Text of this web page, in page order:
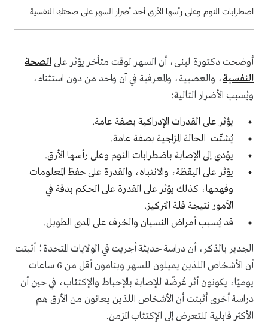
اضطرابات النوم وعلى رأسها الأرق أحد أضرار السهر على صحتكِ النفسية
أوضحت دكتورة لبنى، أن السهر لوقت متأخر يؤثر على الصحة
النفسية، والعصبية، والمعرفية في آن واحد من دون استثناء،
ويُسبب الأضرار التالية:
يؤثر على القدرات الإدراكية بصفة عامة.
يُشتّت الحالة المزاجية بصفة عامة.
يؤدي إلى الإصابة باضطرابات النوم وعلى رأسها الأرق.
يؤثر على اليقظة، والانتباه، والقدرة على حفظ المعلومات
وفهمها، كذلك يؤثر على القدرة على الحكم بدقة في
الأمور نتيجة قلة التركيز.
قد يُسبب أمراض النسيان والخرف على المدى الطويل.
الجدير بالذكر، أن دراسة حديثة أجريت في الولايات المتحدة؛ أثبتت
أن الأشخاص اللذين يميلون للسهر وينامون أقل من 6 ساعات
يوميًا، يكونون أثر عُرضّة للإصابة بالإحباط والإكتئاب، في حين أن
دراسة أخرى أثبتت أن الأشخاص اللذين يعانون من الأرق هم
الأكثر قابلية للتعرض إلى الإكتئاب المزمن.